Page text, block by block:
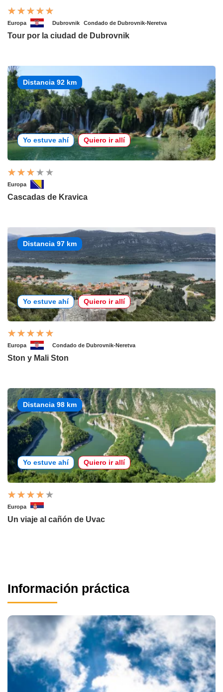
Europa Dubrovnik Condado de Dubrovnik-Neretva
Tour por la ciudad de Dubrovnik
Distancia 92 km
Yo estuve ahí Quiero ir allí
Europa
Cascadas de Kravica
Distancia 97 km
Yo estuve ahí Quiero ir allí
Europa Condado de Dubrovnik-Neretva
Ston y Mali Ston
Distancia 98 km
Yo estuve ahí Quiero ir allí
Europa
Un viaje al cañón de Uvac
Información práctica